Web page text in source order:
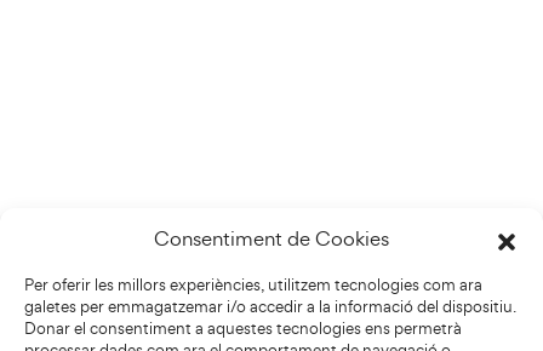
Consentiment de Cookies
Per oferir les millors experiències, utilitzem tecnologies com ara
galetes per emmagatzemar i/o accedir a la informació del dispositiu.
Donar el consentiment a aquestes tecnologies ens permetrà